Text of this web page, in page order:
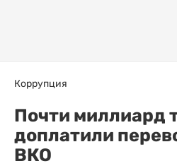
Коррупция
Почти миллиард
доплатили
ВКО